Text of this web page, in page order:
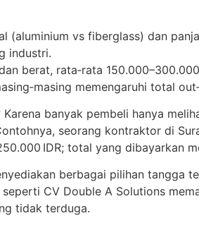
(aluminium vs fiberglass) dan
industri.
berat, rata‑rata
memengaruhi total
banyak pembeli hanya
seorang kontraktor di
IDR; total yang dibayarkan
berbagai pilihan tangga
CV Double A Solutions
tidak terduga.